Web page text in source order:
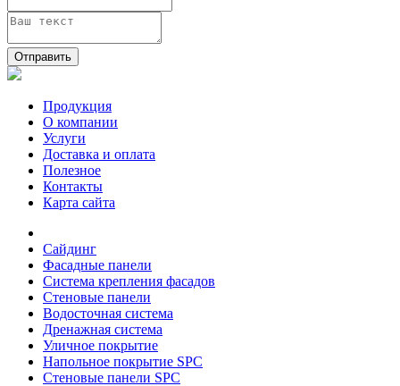
Отправить
Продукция
О компании
Услуги
Доставка и оплата
Полезное
Контакты
Карта сайта
Сайдинг
Фасадные панели
Система крепления фасадов
Стеновые панели
Водосточная система
Дренажная система
Уличное покрытие
Напольное покрытие SPC
Стеновые панели SPC